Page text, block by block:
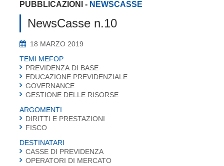
PUBBLICAZIONI - NEWSCASSE
NewsCasse n.10
18 MARZO 2019
TEMI MEFOP
PREVIDENZA DI BASE
EDUCAZIONE PREVIDENZIALE
GOVERNANCE
GESTIONE DELLE RISORSE
ARGOMENTI
DIRITTI E PRESTAZIONI
FISCO
DESTINATARI
CASSE DI PREVIDENZA
OPERATORI DI MERCATO